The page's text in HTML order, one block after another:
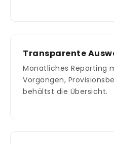
Transparente
Monatliches Reporting
Vorgängen,
behältst die Übersicht.